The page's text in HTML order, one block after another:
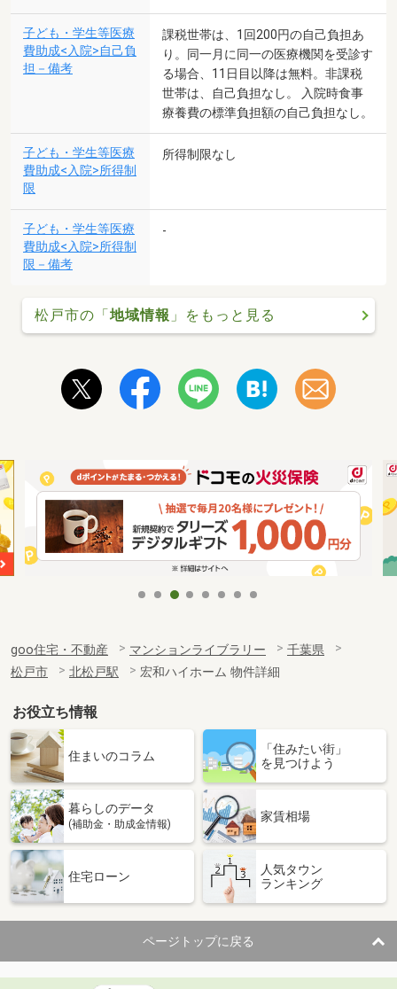
子ども・学生等医療
費助成<入院>自己負
担－備考
課税世帯は、1回200円の自己負担あ
り。同一月に同一の医療機関を受診す
る場合、11日目以降は無料。非課税
世帯は、自己負担なし。 入院時食事
療養費の標準負担額の自己負担なし。
子ども・学生等医療
費助成<入院>所得制
限
所得制限なし
子ども・学生等医療
費助成<入院>所得制
限－備考
-
松戸市の「地域情報 」をもっと見る
goo住宅・不動産 マンションライブラリー
千葉県
松戸市
北松戸駅 宏和ハイホーム 物件詳細
お役立ち情報
住まいのコラム
「住みたい街」
を見つけよう
暮らしのデータ
(補助金・助成金情報)
家賃相場
住宅ローン
人気タウン
ランキング
ページトップに戻る